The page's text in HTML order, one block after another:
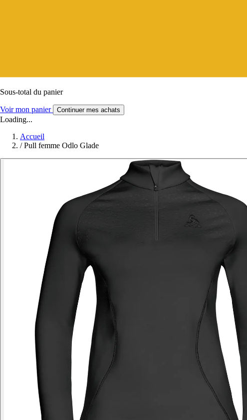
Sous-total du panier
Voir mon panier Continuer mes achats
Loading...
Accueil
/ Pull femme Odlo Glade